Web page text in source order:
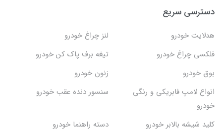
دسترسی سریع
هدلایت خودرو
لنز چراغ خودرو
فلکسی چراغ خودرو
تیغه برف پاک کن خودرو
بوق خودرو
زنون خودرو
انواع لامپ فابریکی و رنگی
خودرو
سنسور دنده عقب خودرو
کلید شیشه بالابر خودرو دسته راهنما خودرو